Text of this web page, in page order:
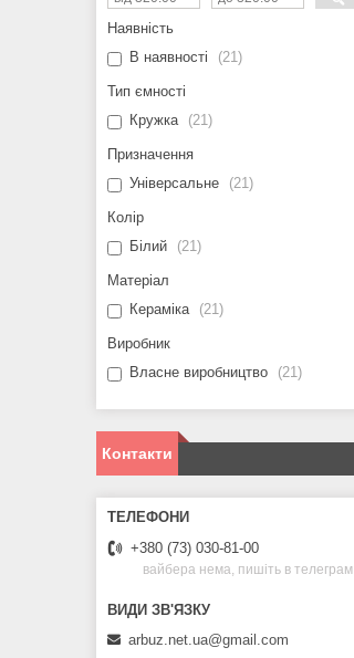
Наявність
В наявності
21
Тип ємності
Кружка
21
Призначення
Універсальне
21
Колір
Білий
21
Матеріал
Кераміка
21
Виробник
Власне виробництво
21
Контакти
+380 (73) 030-81-00
вайбера нема, пишіть в телеграм
arbuz.net.ua@gmail.com